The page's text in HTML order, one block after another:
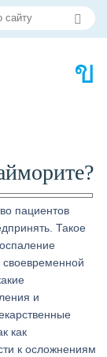
пациентов
Такое
своевременной
и
как
к осложнениям